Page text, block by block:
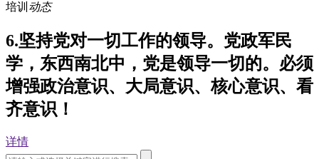
培训 动态
6.坚持党对一切工作的领导。党政军民
学，东西南北中，党是领导一切的。必须
增强政治意识、大局意识、核心意识、看
齐意识！
详情